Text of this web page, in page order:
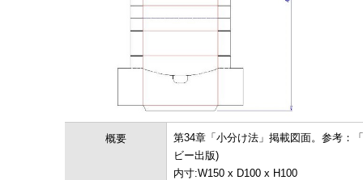
概要
第34章「小分け法」掲載図面。参考：
ビー出版)
内寸:W150 x D100 x H100